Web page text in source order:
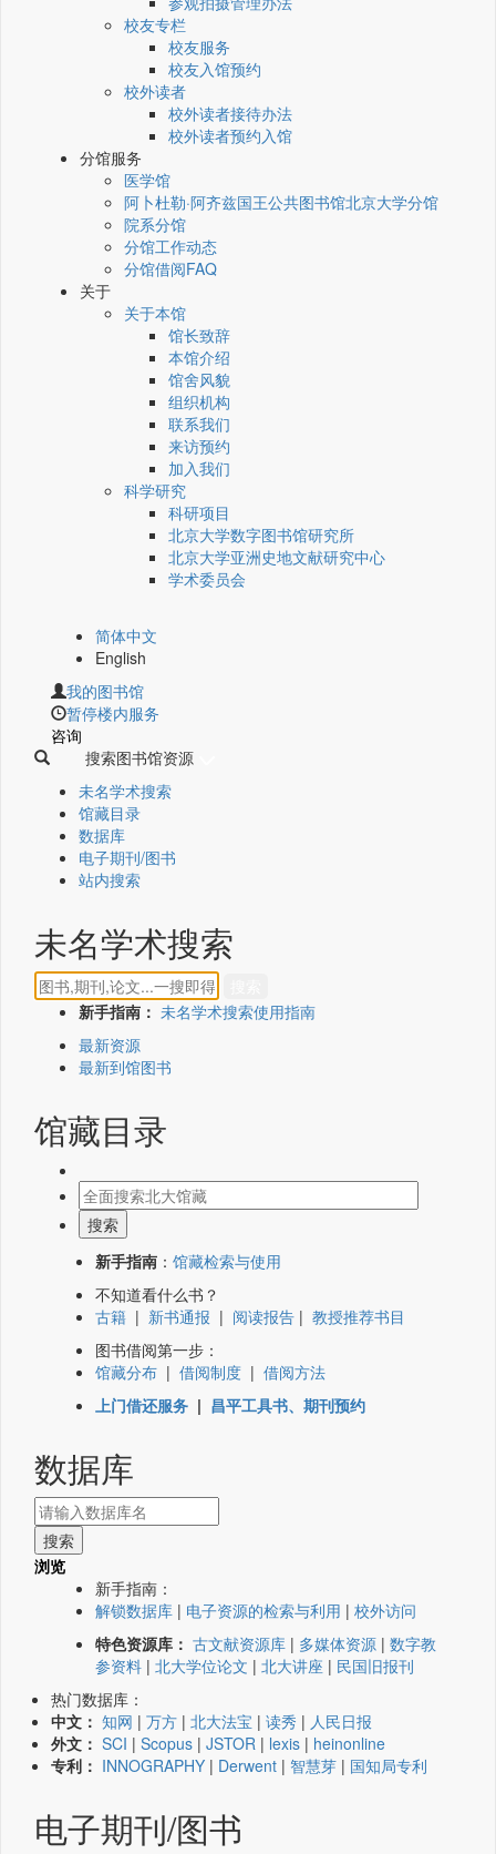
校友专栏
校友服务
校友入馆预约
校外读者
校外读者接待办法
校外读者预约入馆
分馆服务
医学馆
阿卜杜勒·阿齐兹国王公共图书馆北京大学分馆
院系分馆
分馆工作动态
分馆借阅FAQ
关于
关于本馆
馆长致辞
本馆介绍
馆舍风貌
组织机构
联系我们
来访预约
加入我们
科学研究
科研项目
北京大学数字图书馆研究所
北京大学亚洲史地文献研究中心
学术委员会
简体中文
English
我的图书馆
暂停楼内服务
咨询
搜索图书馆资源
未名学术搜索
馆藏目录
数据库
电子期刊/图书
站内搜索
未名学术搜索
新手指南： 未名学术搜索使用指南
最新资源
最新到馆图书
馆藏目录
新手指南 ： 馆藏检索与使用
不知道看什么书？
古籍 | 新书通报 | 阅读报告 | 教授推荐书目
图书借阅第一步：
馆藏分布 | 借阅制度 | 借阅方法
上门借还服务 | 昌平工具书、期刊预约
数据库
浏览
新手指南：
解锁数据库 | 电子资源的检索与利用 | 校外访问
特色资源库： 古文献资源库 | 多媒体资源 | 数字教
参资料 | 北大学位论文 | 北大讲座 | 民国旧报刊
热门数据库：
中文： 知网 | 万方 | 北大法宝 | 读秀 | 人民日报
外文： SCI | Scopus | JSTOR | lexis | heinonline
专利： INNOGRAPHY | Derwent | 智慧芽 | 国知局专利
电子期刊/图书